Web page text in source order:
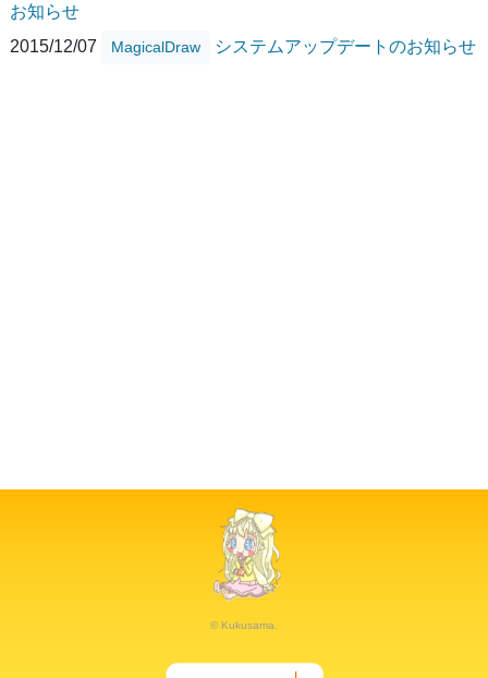
お知らせ
2015/12/07
MagicalDraw システムアップデートのお知らせ
© Kukusama.